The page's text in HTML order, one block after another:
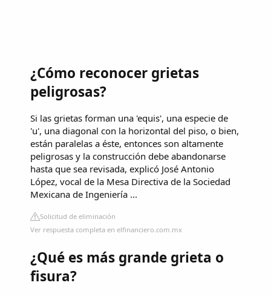
¿Cómo reconocer grietas
peligrosas?
Si las grietas forman una 'equis', una especie de
'u', una diagonal con la horizontal del piso, o bien,
están paralelas a éste, entonces son altamente
peligrosas y la construcción debe abandonarse
hasta que sea revisada, explicó José Antonio
López, vocal de la Mesa Directiva de la Sociedad
Mexicana de Ingeniería ...
Solicitud de eliminación
Ver respuesta completa en elfinanciero.com.mx
¿Qué es más grande grieta o
fisura?